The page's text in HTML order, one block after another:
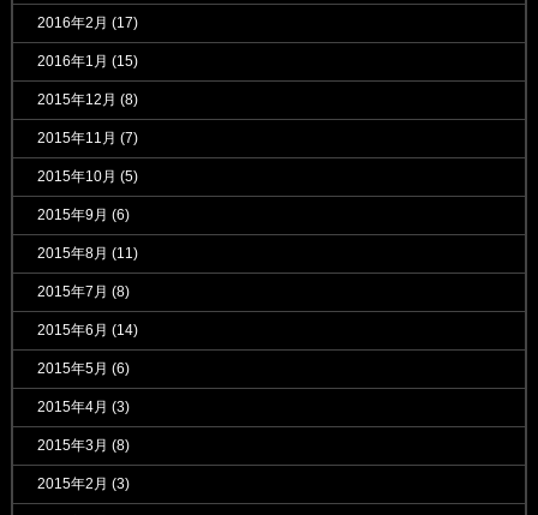
2016年2月 (17)
2016年1月 (15)
2015年12月 (8)
2015年11月 (7)
2015年10月 (5)
2015年9月 (6)
2015年8月 (11)
2015年7月 (8)
2015年6月 (14)
2015年5月 (6)
2015年4月 (3)
2015年3月 (8)
2015年2月 (3)